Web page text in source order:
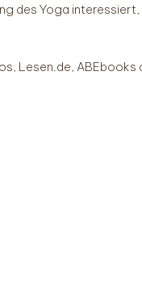
des Yoga
Lesen.de, ABEbooks